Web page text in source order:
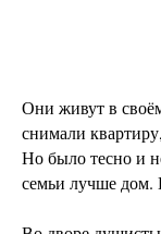
Они живут в
снимали
Но было тесно и
семьи лучше дом.